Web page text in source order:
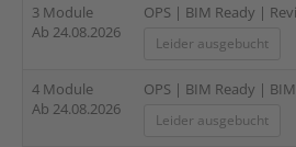
3 Module
Ab 24.08.2026
OPS | BIM Ready |
Leider ausgebucht
4 Module
Ab 24.08.2026
OPS | BIM Ready |
Leider ausgebucht